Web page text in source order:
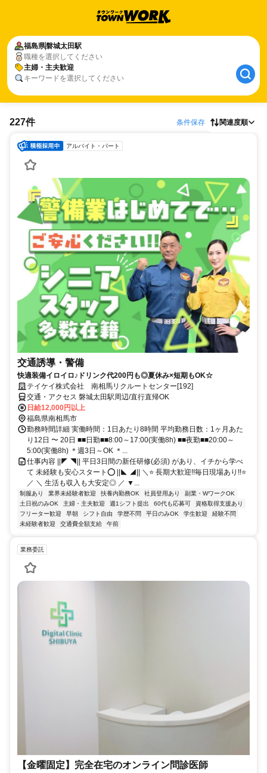
福島県磐城太田駅
職種を選択してください
主婦・主夫歓迎
キーワードを選択してください
227件 条件保存 関連度順
アルバイト・パート
交通誘導・警備
快適装備イロイロ♪ドリンク代200円も◎夏休み×短期もOK☆
テイケイ株式会社 南相馬リクルートセンター[192]
交通・アクセス 磐城太田駅周辺/直行直帰OK
日給12,000円以上
福島県南相馬市
勤務時間詳細 実働時間：1日あたり8時間 平均勤務日数：1ヶ月あた
り12日 〜 20日 ■■日勤■■8:00～17:00(実働8h) ■■夜勤■■20:00～
5:00(実働8h) ＊週3日～OK ＊...
仕事内容 ||◤ ◥|| 平日3日間の新任研修(必須) があり、イチから学べ
て 未経験も安心スタート⭕ ||◣ ◢|| ＼⭐ 長期大歓迎!!毎日現場あり!!⭐
／ ＼ 生活も収入も大安定◎ ／ ▼...
制服あり 業界未経験者歓迎 扶養内勤務OK 社員登用あり
副業・WワークOK
土日祝のみOK
主婦・主夫歓迎 週1シフト提出 60代も応募可
資格取得支援あり
フリーター歓迎
早朝 シフト自由 学歴不問 平日のみOK 学生歓迎
経験不問
未経験者歓迎
交通費全額支給 午前
業務委託
【金曜固定】完全在宅のオンライン問診医師